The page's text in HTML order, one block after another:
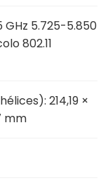
GHz 5.725-5.850
802.11
214,19 ×
mm